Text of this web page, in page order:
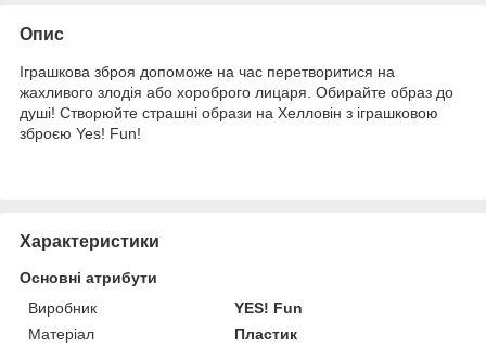
Опис
Іграшкова зброя допоможе на час перетворитися на
жахливого злодія або хороброго лицаря. Обирайте образ до
душі! Створюйте страшні образи на Хелловін з іграшковою
зброєю Yes! Fun!
Характеристики
Основні атрибути
Виробник
YES! Fun
Матеріал
Пластик